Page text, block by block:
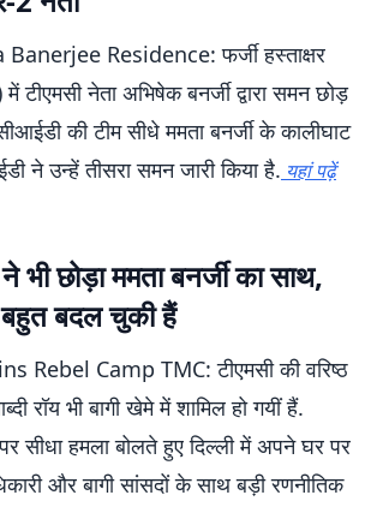
Residence: फर्जी हस्ताक्षर
टीएमसी नेता अभिषेक बनर्जी द्वारा समन छोड़
की टीम सीधे ममता बनर्जी के कालीघाट
ने उन्हें तीसरा समन जारी किया है. यहां पढ़ें
भी छोड़ा ममता बनर्जी का साथ,
बहुत बदल चुकी हैं
Rebel Camp TMC: टीएमसी की वरिष्ठ
रॉय भी बागी खेमे में शामिल हो गयीं हैं.
पर सीधा हमला बोलते हुए दिल्ली में अपने घर पर
और बागी सांसदों के साथ बड़ी रणनीतिक